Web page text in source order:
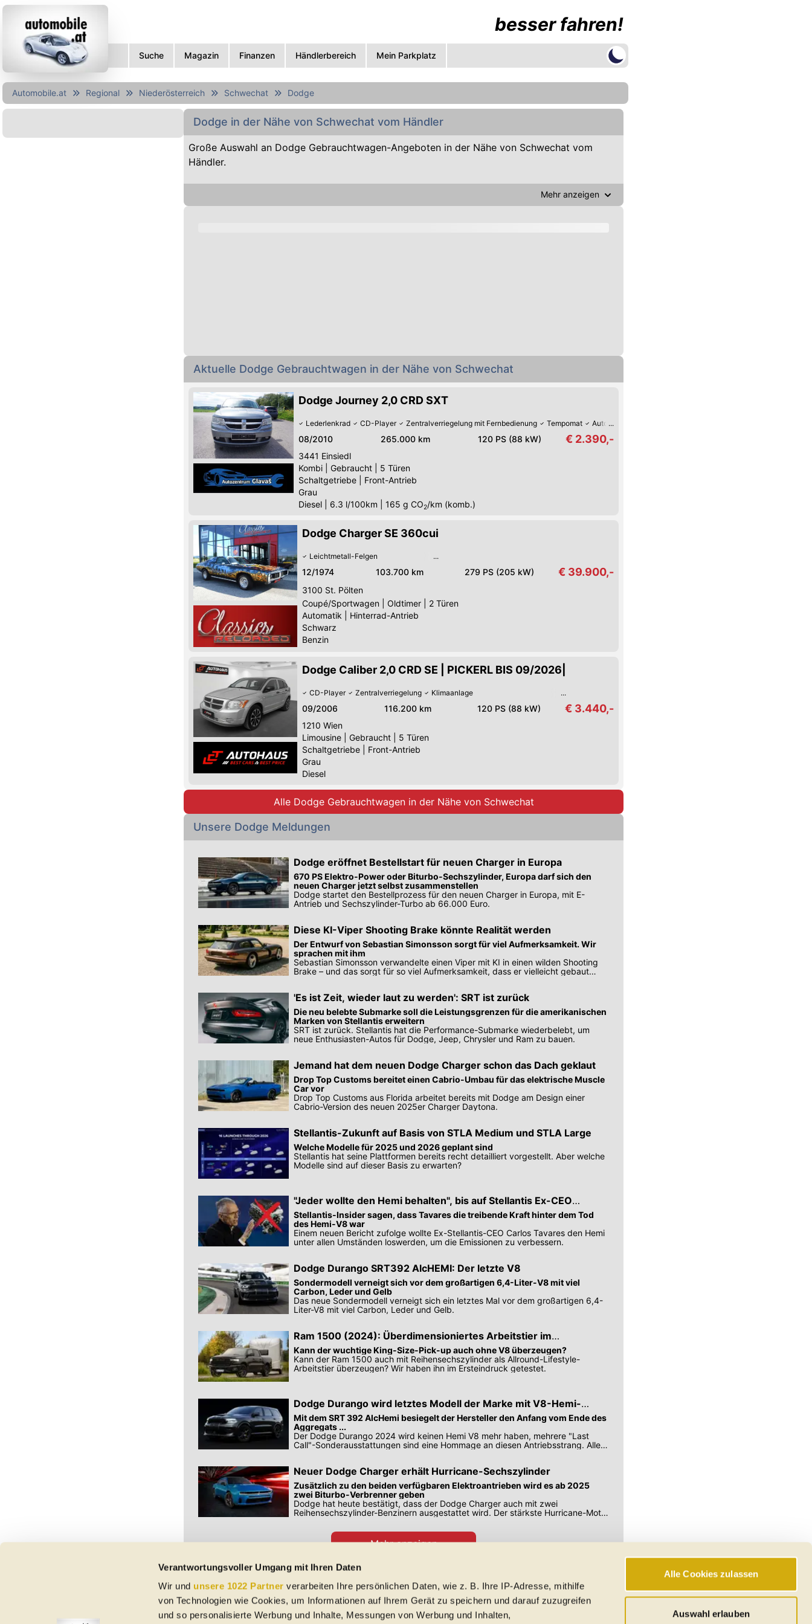
Verantwortungsvoller Umgang mit Ihren Daten
Wir und unsere 1022 Partner verarbeiten Ihre persönlichen Daten, wie z. B. Ihre IP-Adresse, mithilfe
von Technologien wie Cookies, um Informationen auf Ihrem Gerät zu speichern und darauf zuzugreifen
und so personalisierte Werbung und Inhalte, Messungen von Werbung und Inhalten,
Alle Cookies zulassen
Auswahl erlauben
besser fahren!
Suche Magazin Finanzen Händlerbereich Mein Parkplatz
Automobile.at Regional Niederösterreich Schwechat Dodge
Dodge in der Nähe von Schwechat vom Händler
Große Auswahl an Dodge Gebrauchtwagen-Angeboten in der Nähe von Schwechat vom
Händler.
Mehr anzeigen
Aktuelle Dodge Gebrauchtwagen in der Nähe von Schwechat
Dodge Journey 2,0 CRD SXT
Lederlenkrad CD-Player Zentralverriegelung mit Fernbedienung Tempomat Autom. Klimaanlage
08/2010 265.000 km 120 PS (88 kW) € 2.390,-
3441 Einsiedl
Kombi
Gebraucht
5 Türen
Schaltgetriebe
Front-Antrieb
Grau
Diesel
6.3 l/100km 165 g CO2/km (komb.)
Dodge Charger SE 360cui
Leichtmetall-Felgen
12/1974 103.700 km 279 PS (205 kW) € 39.900,-
3100 St. Pölten
Coupé/Sportwagen
Oldtimer
2 Türen
Automatik
Hinterrad-Antrieb
Schwarz
Benzin
Dodge Caliber 2,0 CRD SE | PICKERL BIS 09/2026|
CD-Player Zentralverriegelung Klimaanlage
09/2006 116.200 km 120 PS (88 kW) € 3.440,-
1210 Wien
Limousine
Gebraucht
5 Türen
Schaltgetriebe
Front-Antrieb
Grau
Diesel
Alle Dodge Gebrauchtwagen in der Nähe von Schwechat
Unsere Dodge Meldungen
Dodge eröffnet Bestellstart für neuen Charger in Europa
670 PS Elektro-Power oder Biturbo-Sechszylinder, Europa darf sich den
neuen Charger jetzt selbst zusammenstellen
Dodge startet den Bestellprozess für den neuen Charger in Europa, mit E-
Antrieb und Sechszylinder-Turbo ab 66.000 Euro.
Diese KI-Viper Shooting Brake könnte Realität werden
Der Entwurf von Sebastian Simonsson sorgt für viel Aufmerksamkeit. Wir
sprachen mit ihm
Sebastian Simonsson verwandelte einen Viper mit KI in einen wilden Shooting
Brake – und das sorgt für so viel Aufmerksamkeit, dass er vielleicht gebaut
'Es ist Zeit, wieder laut zu werden': SRT ist zurück
Die neu belebte Submarke soll die Leistungsgrenzen für die amerikanischen
Marken von Stellantis erweitern
SRT ist zurück. Stellantis hat die Performance-Submarke wiederbelebt, um
neue Enthusiasten-Autos für Dodge, Jeep, Chrysler und Ram zu bauen.
Jemand hat dem neuen Dodge Charger schon das Dach geklaut
Drop Top Customs bereitet einen Cabrio-Umbau für das elektrische Muscle
Car vor
Drop Top Customs aus Florida arbeitet bereits mit Dodge am Design einer
Cabrio-Version des neuen 2025er Charger Daytona.
Stellantis-Zukunft auf Basis von STLA Medium und STLA Large
Welche Modelle für 2025 und 2026 geplant sind
Stellantis hat seine Plattformen bereits recht detailliert vorgestellt. Aber welche
Modelle sind auf dieser Basis zu erwarten?
"Jeder wollte den Hemi behalten", bis auf Stellantis Ex-CEO
Tavares
Stellantis-Insider sagen, dass Tavares die treibende Kraft hinter dem Tod
des Hemi-V8 war
Einem neuen Bericht zufolge wollte Ex-Stellantis-CEO Carlos Tavares den Hemi
unter allen Umständen loswerden, um die Emissionen zu verbessern.
Dodge Durango SRT392 AlcHEMI: Der letzte V8
Sondermodell verneigt sich vor dem großartigen 6,4-Liter-V8 mit viel
Carbon, Leder und Gelb
Das neue Sondermodell verneigt sich ein letztes Mal vor dem großartigen 6,4-
Liter-V8 mit viel Carbon, Leder und Gelb.
Ram 1500 (2024): Überdimensioniertes Arbeitstier im
Ersteindruck
Kann der wuchtige King-Size-Pick-up auch ohne V8 überzeugen?
Kann der Ram 1500 auch mit Reihensechszylinder als Allround-Lifestyle-
Arbeitstier überzeugen? Wir haben ihn im Ersteindruck getestet.
Dodge Durango wird letztes Modell der Marke mit V8-Hemi-
Motoren
Mit dem SRT 392 AlcHemi besiegelt der Hersteller den Anfang vom Ende des
Aggregats ...
Der Dodge Durango 2024 wird keinen Hemi V8 mehr haben, mehrere "Last
Call"-Sonderausstattungen sind eine Hommage an diesen Antriebsstrang. Alle
Neuer Dodge Charger erhält Hurricane-Sechszylinder
Zusätzlich zu den beiden verfügbaren Elektroantrieben wird es ab 2025
zwei Biturbo-Verbrenner geben
Dodge hat heute bestätigt, dass der Dodge Charger auch mit zwei
Reihensechszylinder-Benzinern ausgestattet wird. Der stärkste Hurricane-Motor
Mehr anzeigen
Preisangaben in den Meldungen gelten für Deutschland. Quelle: Auto-News
Vorbehaltlich Irrtümer, Schreibfehler und Zwischenverkauf. Hinweis: Technische Daten, Verbrauchswerte, Reichweiten
etc. beziehen sich auf EU-Normen sowie auf Neuwagen. automobile.at übernimmt entsprechend den
Nutzungsbedingungen keine Gewähr für die Richtigkeit der Angaben.